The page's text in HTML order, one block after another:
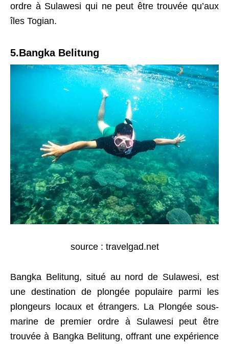
ordre à Sulawesi qui ne peut être trouvée qu’aux
îles Togian.
5.Bangka Belitung
source : travelgad.net
Bangka Belitung, situé au nord de Sulawesi, est
une destination de plongée populaire parmi les
plongeurs locaux et étrangers. La Plongée sous-
marine de premier ordre à Sulawesi peut être
trouvée à Bangka Belitung, offrant une expérience